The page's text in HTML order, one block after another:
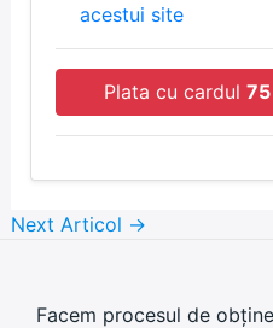
acestui site
Plata cu cardul 75
Next Articol →
Facem procesul de